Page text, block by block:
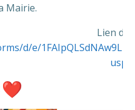
Mairie.
Lien
d/e/